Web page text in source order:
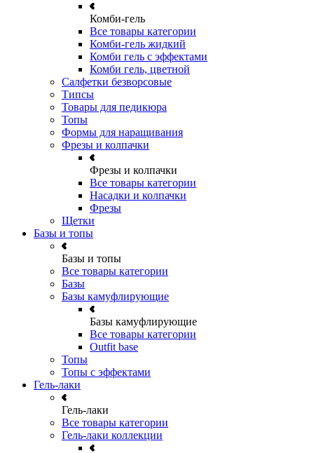
Комби-гель
Все товары категории
Комби-гель жидкий
Комби гель с эффектами
Комби гель, цветной
Салфетки безворсовые
Типсы
Товары для педикюра
Топы
Формы для наращивания
Фрезы и колпачки
Фрезы и колпачки
Все товары категории
Насадки и колпачки
Фрезы
Щетки
Базы и топы
Базы и топы
Все товары категории
Базы
Базы камуфлирующие
Базы камуфлирующие
Все товары категории
Outfit base
Топы
Топы с эффектами
Гель-лаки
Гель-лаки
Все товары категории
Гель-лаки коллекции